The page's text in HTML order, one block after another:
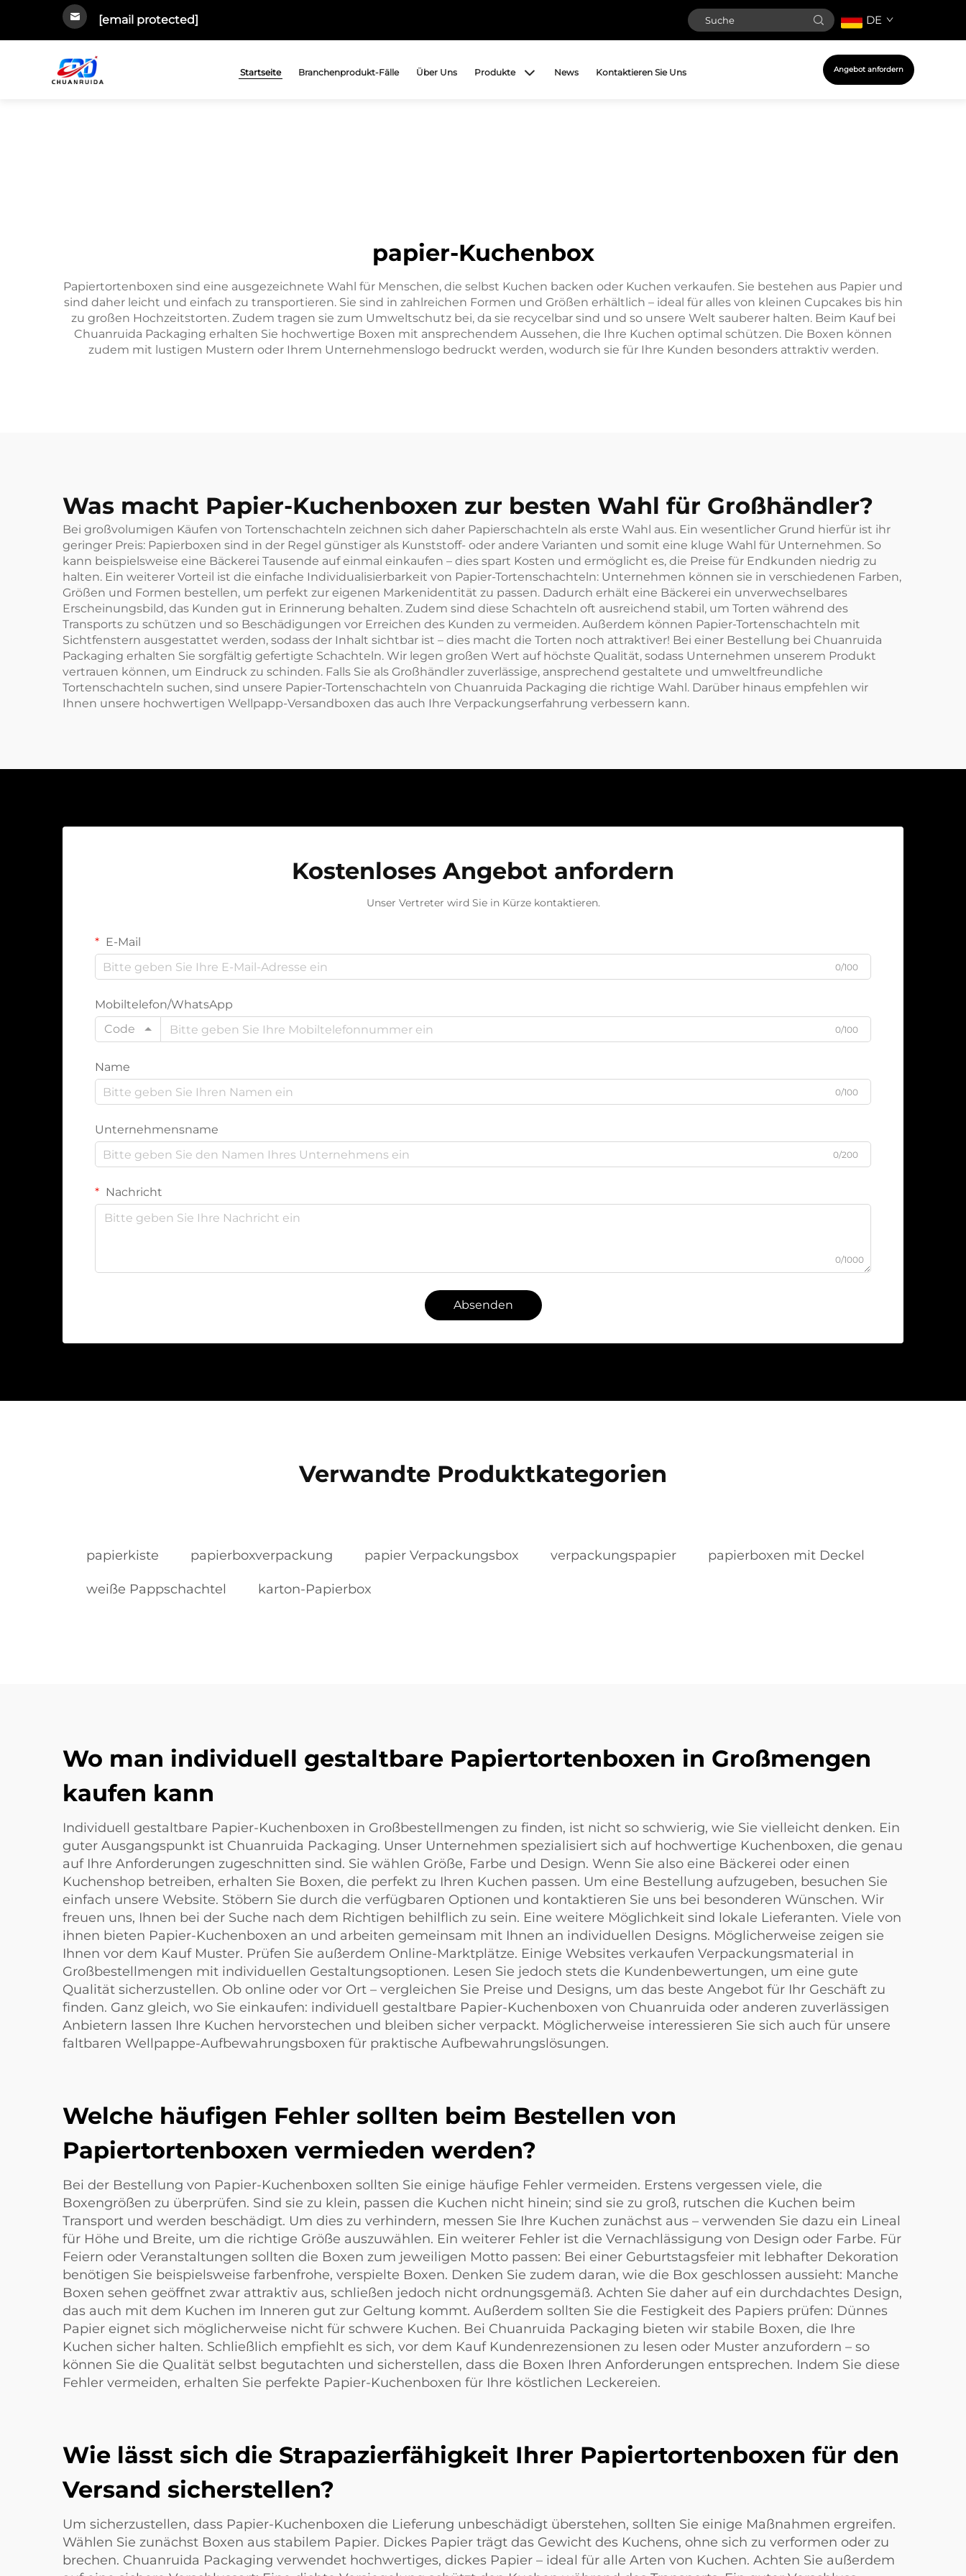
[email protected] DE
Startseite Branchenprodukt-Fälle Über Uns Produkte News Kontaktieren Sie Uns Angebot anfordern
papier-Kuchenbox
Papiertortenboxen sind eine ausgezeichnete Wahl für Menschen, die selbst Kuchen backen oder Kuchen verkaufen. Sie bestehen aus Papier und
sind daher leicht und einfach zu transportieren. Sie sind in zahlreichen Formen und Größen erhältlich – ideal für alles von kleinen Cupcakes bis hin
zu großen Hochzeitstorten. Zudem tragen sie zum Umweltschutz bei, da sie recycelbar sind und so unsere Welt sauberer halten. Beim Kauf bei
Chuanruida Packaging erhalten Sie hochwertige Boxen mit ansprechendem Aussehen, die Ihre Kuchen optimal schützen. Die Boxen können
zudem mit lustigen Mustern oder Ihrem Unternehmenslogo bedruckt werden, wodurch sie für Ihre Kunden besonders attraktiv werden.
Was macht Papier-Kuchenboxen zur besten Wahl für Großhändler?
Bei großvolumigen Käufen von Tortenschachteln zeichnen sich daher Papierschachteln als erste Wahl aus. Ein wesentlicher Grund hierfür ist ihr
geringer Preis: Papierboxen sind in der Regel günstiger als Kunststoff- oder andere Varianten und somit eine kluge Wahl für Unternehmen. So
kann beispielsweise eine Bäckerei Tausende auf einmal einkaufen – dies spart Kosten und ermöglicht es, die Preise für Endkunden niedrig zu
halten. Ein weiterer Vorteil ist die einfache Individualisierbarkeit von Papier-Tortenschachteln: Unternehmen können sie in verschiedenen Farben,
Größen und Formen bestellen, um perfekt zur eigenen Markenidentität zu passen. Dadurch erhält eine Bäckerei ein unverwechselbares
Erscheinungsbild, das Kunden gut in Erinnerung behalten. Zudem sind diese Schachteln oft ausreichend stabil, um Torten während des
Transports zu schützen und so Beschädigungen vor Erreichen des Kunden zu vermeiden. Außerdem können Papier-Tortenschachteln mit
Sichtfenstern ausgestattet werden, sodass der Inhalt sichtbar ist – dies macht die Torten noch attraktiver! Bei einer Bestellung bei Chuanruida
Packaging erhalten Sie sorgfältig gefertigte Schachteln. Wir legen großen Wert auf höchste Qualität, sodass Unternehmen unserem Produkt
vertrauen können, um Eindruck zu schinden. Falls Sie als Großhändler zuverlässige, ansprechend gestaltete und umweltfreundliche
Tortenschachteln suchen, sind unsere Papier-Tortenschachteln von Chuanruida Packaging die richtige Wahl. Darüber hinaus empfehlen wir
Ihnen unsere hochwertigen Wellpapp-Versandboxen das auch Ihre Verpackungserfahrung verbessern kann.
Kostenloses Angebot anfordern
Unser Vertreter wird Sie in Kürze kontaktieren.
E-Mail
0/100
Mobiltelefon/WhatsApp
Code
0/100
Name
0/100
Unternehmensname
0/200
Nachricht
0/1000
Absenden
Verwandte Produktkategorien
papierkiste papierboxverpackung papier Verpackungsbox verpackungspapier papierboxen mit Deckel
weiße Pappschachtel karton-Papierbox
Wo man individuell gestaltbare Papiertortenboxen in Großmengen
kaufen kann
Individuell gestaltbare Papier-Kuchenboxen in Großbestellmengen zu finden, ist nicht so schwierig, wie Sie vielleicht denken. Ein
guter Ausgangspunkt ist Chuanruida Packaging. Unser Unternehmen spezialisiert sich auf hochwertige Kuchenboxen, die genau
auf Ihre Anforderungen zugeschnitten sind. Sie wählen Größe, Farbe und Design. Wenn Sie also eine Bäckerei oder einen
Kuchenshop betreiben, erhalten Sie Boxen, die perfekt zu Ihren Kuchen passen. Um eine Bestellung aufzugeben, besuchen Sie
einfach unsere Website. Stöbern Sie durch die verfügbaren Optionen und kontaktieren Sie uns bei besonderen Wünschen. Wir
freuen uns, Ihnen bei der Suche nach dem Richtigen behilflich zu sein. Eine weitere Möglichkeit sind lokale Lieferanten. Viele von
ihnen bieten Papier-Kuchenboxen an und arbeiten gemeinsam mit Ihnen an individuellen Designs. Möglicherweise zeigen sie
Ihnen vor dem Kauf Muster. Prüfen Sie außerdem Online-Marktplätze. Einige Websites verkaufen Verpackungsmaterial in
Großbestellmengen mit individuellen Gestaltungsoptionen. Lesen Sie jedoch stets die Kundenbewertungen, um eine gute
Qualität sicherzustellen. Ob online oder vor Ort – vergleichen Sie Preise und Designs, um das beste Angebot für Ihr Geschäft zu
finden. Ganz gleich, wo Sie einkaufen: individuell gestaltbare Papier-Kuchenboxen von Chuanruida oder anderen zuverlässigen
Anbietern lassen Ihre Kuchen hervorstechen und bleiben sicher verpackt. Möglicherweise interessieren Sie sich auch für unsere
faltbaren Wellpappe-Aufbewahrungsboxen für praktische Aufbewahrungslösungen.
Welche häufigen Fehler sollten beim Bestellen von
Papiertortenboxen vermieden werden?
Bei der Bestellung von Papier-Kuchenboxen sollten Sie einige häufige Fehler vermeiden. Erstens vergessen viele, die
Boxengrößen zu überprüfen. Sind sie zu klein, passen die Kuchen nicht hinein; sind sie zu groß, rutschen die Kuchen beim
Transport und werden beschädigt. Um dies zu verhindern, messen Sie Ihre Kuchen zunächst aus – verwenden Sie dazu ein Lineal
für Höhe und Breite, um die richtige Größe auszuwählen. Ein weiterer Fehler ist die Vernachlässigung von Design oder Farbe. Für
Feiern oder Veranstaltungen sollten die Boxen zum jeweiligen Motto passen: Bei einer Geburtstagsfeier mit lebhafter Dekoration
benötigen Sie beispielsweise farbenfrohe, verspielte Boxen. Denken Sie zudem daran, wie die Box geschlossen aussieht: Manche
Boxen sehen geöffnet zwar attraktiv aus, schließen jedoch nicht ordnungsgemäß. Achten Sie daher auf ein durchdachtes Design,
das auch mit dem Kuchen im Inneren gut zur Geltung kommt. Außerdem sollten Sie die Festigkeit des Papiers prüfen: Dünnes
Papier eignet sich möglicherweise nicht für schwere Kuchen. Bei Chuanruida Packaging bieten wir stabile Boxen, die Ihre
Kuchen sicher halten. Schließlich empfiehlt es sich, vor dem Kauf Kundenrezensionen zu lesen oder Muster anzufordern – so
können Sie die Qualität selbst begutachten und sicherstellen, dass die Boxen Ihren Anforderungen entsprechen. Indem Sie diese
Fehler vermeiden, erhalten Sie perfekte Papier-Kuchenboxen für Ihre köstlichen Leckereien.
Wie lässt sich die Strapazierfähigkeit Ihrer Papiertortenboxen für den
Versand sicherstellen?
Um sicherzustellen, dass Papier-Kuchenboxen die Lieferung unbeschädigt überstehen, sollten Sie einige Maßnahmen ergreifen.
Wählen Sie zunächst Boxen aus stabilem Papier. Dickes Papier trägt das Gewicht des Kuchens, ohne sich zu verformen oder zu
brechen. Chuanruida Packaging verwendet hochwertiges, dickes Papier – ideal für alle Arten von Kuchen. Achten Sie außerdem